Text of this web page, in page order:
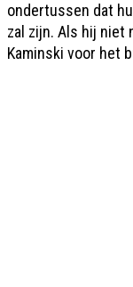
ondertussen dat
zal zijn. Als hij niet
Kaminski voor het